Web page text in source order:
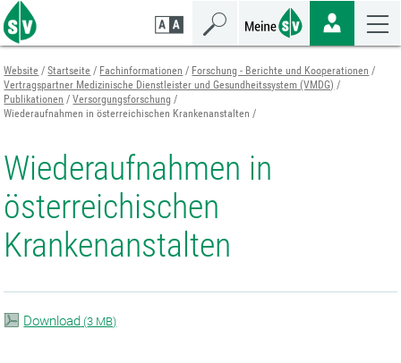
Zum
Seiteninhalt
springen
Zur
Navigation
springen
Zur
Mobilen
Navigation
springen
Website Startseite Fachinformationen
Forschung - Berichte und Kooperationen
Vertragspartner Medizinische Dienstleister und Gesundheitssystem (VMDG)
Publikationen
Versorgungsforschung
Wiederaufnahmen in österreichischen Krankenanstalten
Wiederaufnahmen in
österreichischen
Krankenanstalten
Download (3 MB)